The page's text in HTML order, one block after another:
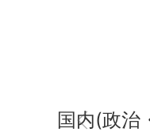
国内(政治